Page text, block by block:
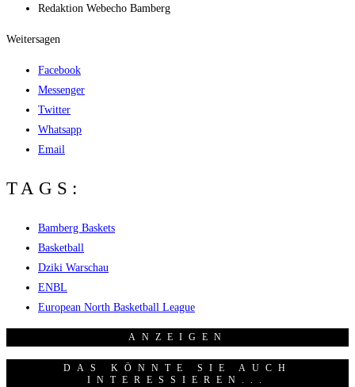
Redak­ti­on Web­echo Bamberg
Weitersagen
Facebook
Messenger
Twitter
Whatsapp
Email
TAGS:
Bamberg Baskets
Basketball
Dziki Warschau
ENBL
European North Basketball League
ANZEI­GEN
DAS KÖNNTE SIE AUCH
INTERESSIEREN...